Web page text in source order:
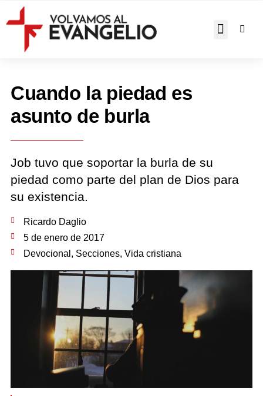
Cuando la piedad es
asunto de burla
Job tuvo que soportar la burla de su
piedad como parte del plan de Dios para
su existencia.
Ricardo Daglio
5 de enero de 2017
Devocional , Secciones, Vida cristiana